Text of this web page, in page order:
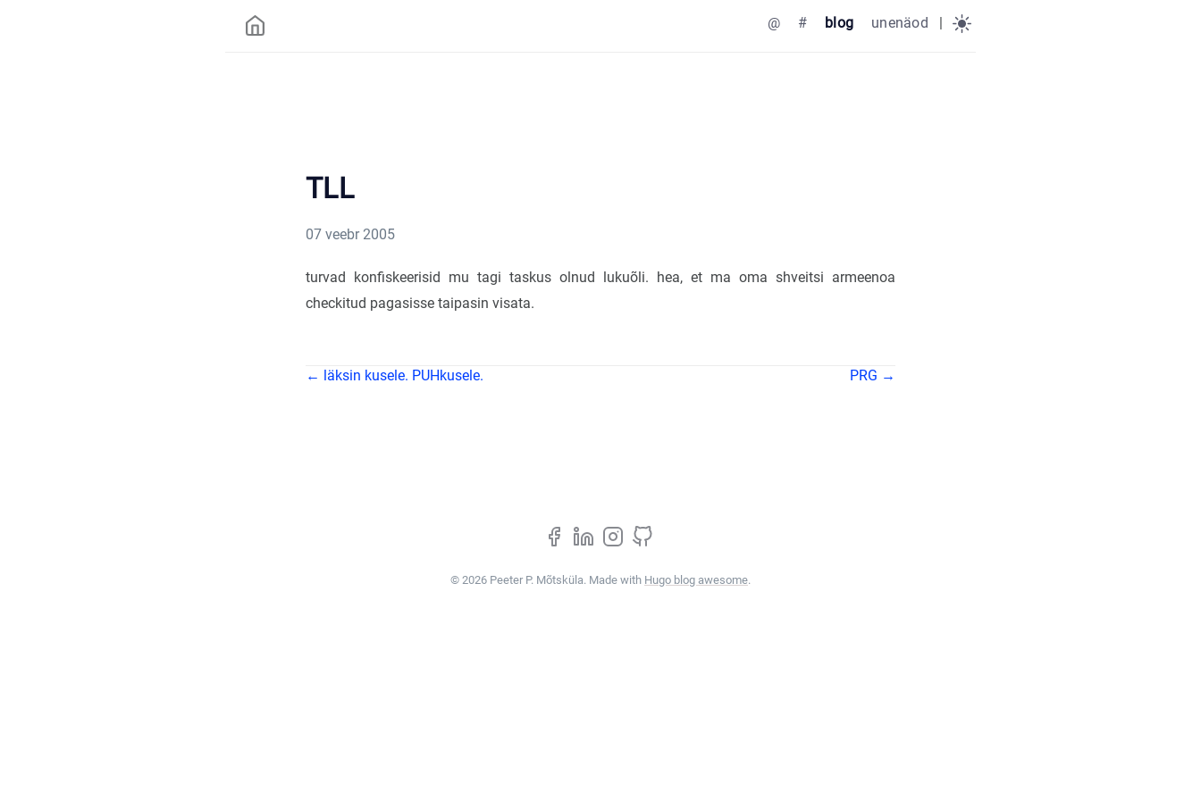
@ # blog unenäod |
TLL
07 veebr 2005
turvad konfiskeerisid mu tagi taskus olnud lukuõli. hea, et ma oma shveitsi armeenoa
checkitud pagasisse taipasin visata.
← läksin kusele. PUHkusele. PRG →
© 2026 Peeter P. Mõtsküla. Made with Hugo blog awesome.